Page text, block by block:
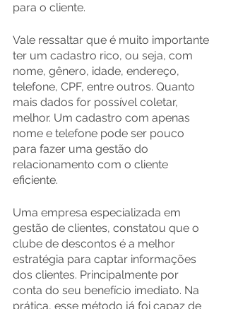
para o cliente.
Vale ressaltar que é muito importante
ter um cadastro rico, ou seja, com
nome, gênero, idade, endereço,
telefone, CPF, entre outros. Quanto
mais dados for possível coletar,
melhor. Um cadastro com apenas
nome e telefone pode ser pouco
para fazer uma gestão do
relacionamento com o cliente
eficiente.
Uma empresa especializada em
gestão de clientes, constatou que o
clube de descontos é a melhor
estratégia para captar informações
dos clientes. Principalmente por
conta do seu benefício imediato. Na
prática, esse método já foi capaz de